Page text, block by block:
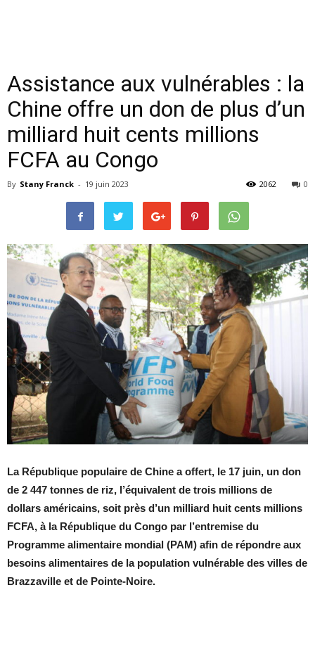
Assistance aux vulnérables : la
Chine offre un don de plus d’un
milliard huit cents millions
FCFA au Congo
By Stany Franck - 19 juin 2023 0
2062
La République populaire de Chine a offert, le 17 juin, un don
de 2 447 tonnes de riz, l’équivalent de trois millions de
dollars américains, soit près d’un milliard huit cents millions
FCFA, à la République du Congo par l’entremise du
Programme alimentaire mondial (PAM) afin de répondre aux
besoins alimentaires de la population vulnérable des villes de
Brazzaville et de Pointe-Noire.